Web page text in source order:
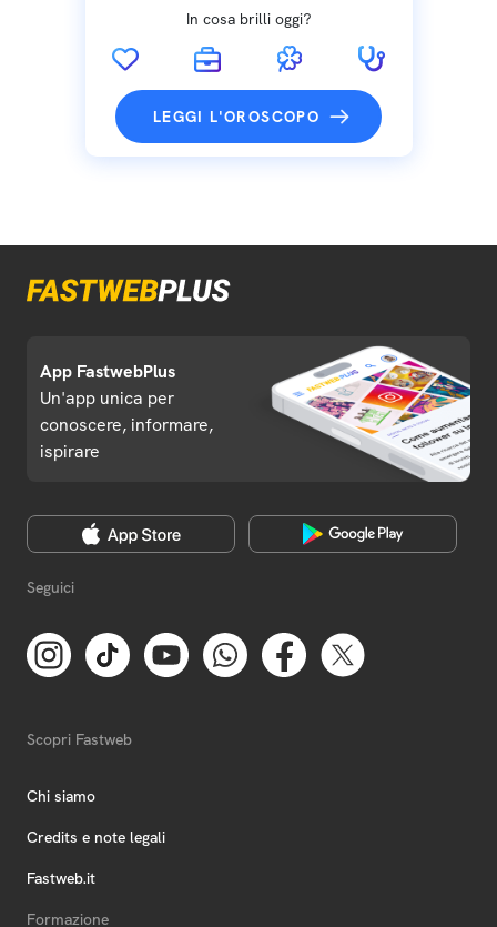
In cosa brilli oggi?
LEGGI L'OROSCOPO
App FastwebPlus
Un'app unica per
conoscere, informare,
ispirare
Seguici
Scopri Fastweb
Chi siamo
Credits e note legali
Fastweb.it
Formazione